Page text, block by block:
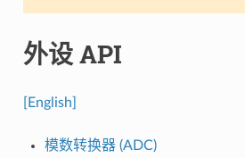
外设 API
[English]
模数转换器 (ADC)